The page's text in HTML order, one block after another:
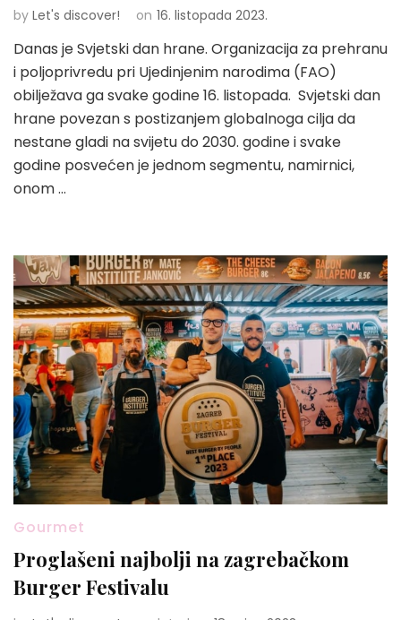
by Let's discover! on 16. listopada 2023.
Danas je Svjetski dan hrane. Organizacija za prehranu
i poljoprivredu pri Ujedinjenim narodima (FAO)
obilježava ga svake godine 16. listopada. Svjetski dan
hrane povezan s postizanjem globalnoga cilja da
nestane gladi na svijetu do 2030. godine i svake
godine posvećen je jednom segmentu, namirnici,
onom …
Gourmet
Proglašeni najbolji na zagrebačkom
Burger Festivalu